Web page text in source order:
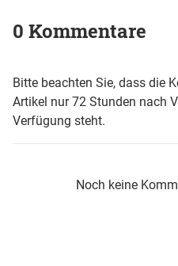
0 Kommentare
Bitte beachten Sie, dass die
Artikel nur 72 Stunden nach
Verfügung steht.
Noch keine